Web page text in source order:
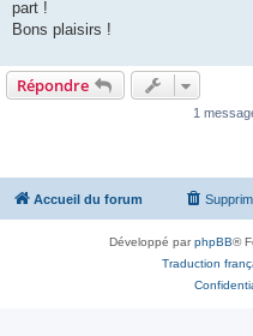
part !
Bons plaisirs !
Répondre
1
Accueil du forum
Développé parphpBB®
Traduction